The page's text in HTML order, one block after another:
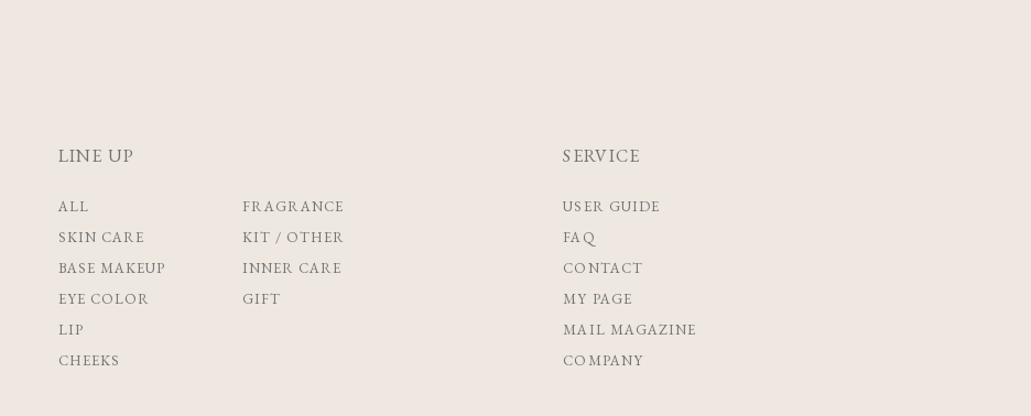
LINE UP
ALL
SKIN CARE
BASE MAKEUP
EYE COLOR
LIP
CHEEKS
FRAGRANCE
KIT / OTHER
INNER CARE
GIFT
SERVICE
USER GUIDE
FAQ
CONTACT
MY PAGE
MAIL MAGAZINE
COMPANY